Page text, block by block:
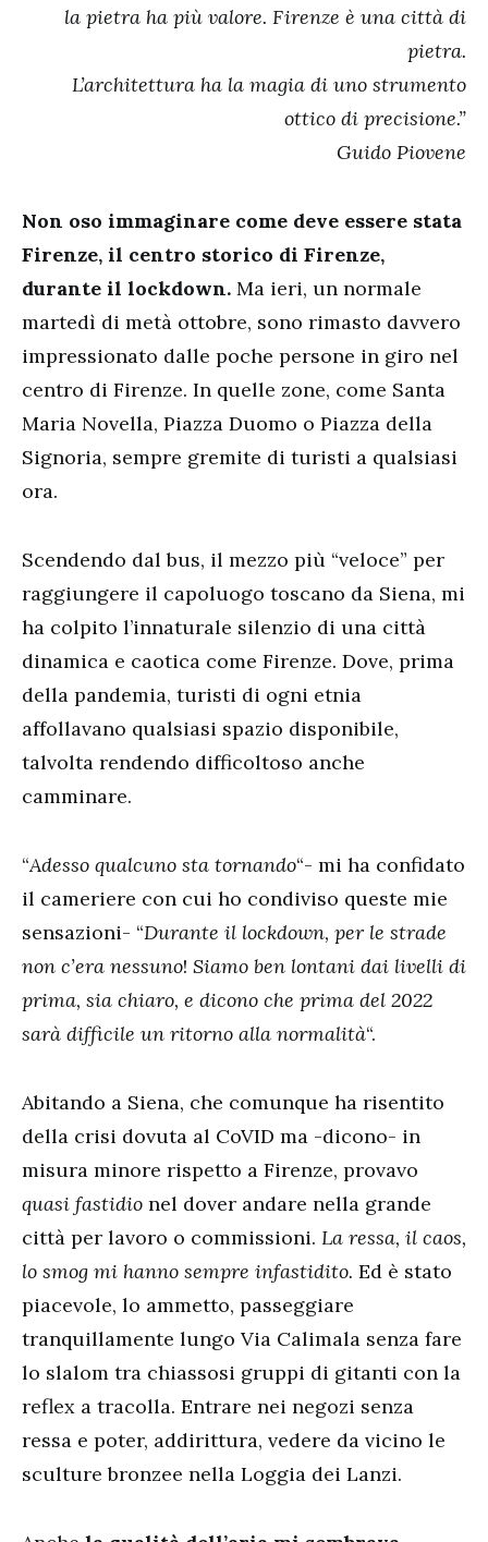
la pietra ha più valore. Firenze è una città di
pietra.
L’architettura ha la magia di uno strumento
ottico di precisione.”
Guido Piovene
Non oso immaginare come deve essere stata
Firenze, il centro storico di Firenze,
durante il lockdown. Ma ieri, un normale
martedì di metà ottobre, sono rimasto davvero
impressionato dalle poche persone in giro nel
centro di Firenze. In quelle zone, come Santa
Maria Novella, Piazza Duomo o Piazza della
Signoria, sempre gremite di turisti a qualsiasi
ora.
Scendendo dal bus, il mezzo più “veloce” per
raggiungere il capoluogo toscano da Siena, mi
ha colpito l’innaturale silenzio di una città
dinamica e caotica come Firenze. Dove, prima
della pandemia, turisti di ogni etnia
affollavano qualsiasi spazio disponibile,
talvolta rendendo difficoltoso anche
camminare.
“Adesso qualcuno sta tornando“- mi ha confidato
il cameriere con cui ho condiviso queste mie
sensazioni- “Durante il lockdown, per le strade
non c’era nessuno! Siamo ben lontani dai livelli di
prima, sia chiaro, e dicono che prima del 2022
sarà difficile un ritorno alla normalità“.
Abitando a Siena, che comunque ha risentito
della crisi dovuta al CoVID ma -dicono- in
misura minore rispetto a Firenze, provavo
quasi fastidio nel dover andare nella grande
città per lavoro o commissioni. La ressa, il caos,
lo smog mi hanno sempre infastidito. Ed è stato
piacevole, lo ammetto, passeggiare
tranquillamente lungo Via Calimala senza fare
lo slalom tra chiassosi gruppi di gitanti con la
reflex a tracolla. Entrare nei negozi senza
ressa e poter, addirittura, vedere da vicino le
sculture bronzee nella Loggia dei Lanzi.